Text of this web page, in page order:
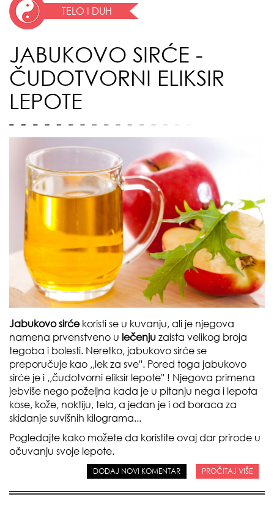
TELO I DUH
JABUKOVO SIRĆE -
ČUDOTVORNI ELIKSIR
LEPOTE
Jabukovo sirćekoristi se u kuvanju, ali je njegova
namena prvenstveno u lečenju zaista velikog broja
tegoba i bolesti. Neretko, jabukovo sirće se
preporučuje kao ,,lek za sve''. Pored toga jabukovo
sirće je i ,,čudotvorni eliksir lepote'' ! Njegova primena
jebviše nego poželjna kada je u pitanju nega i lepota
kose, kože, noktiju, tela, a jedan je i od boraca za
skidanje suvišnih kilograma...
Pogledajte kako možete da koristite ovaj dar prirode u
očuvanju svoje lepote.
DODAJ NOVI KOMENTAR PROČITAJ VIŠE